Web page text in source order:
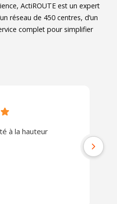
ActiROUTE est un expert
réseau de 450 centres, d’un
complet pour simplifier
à la hauteur